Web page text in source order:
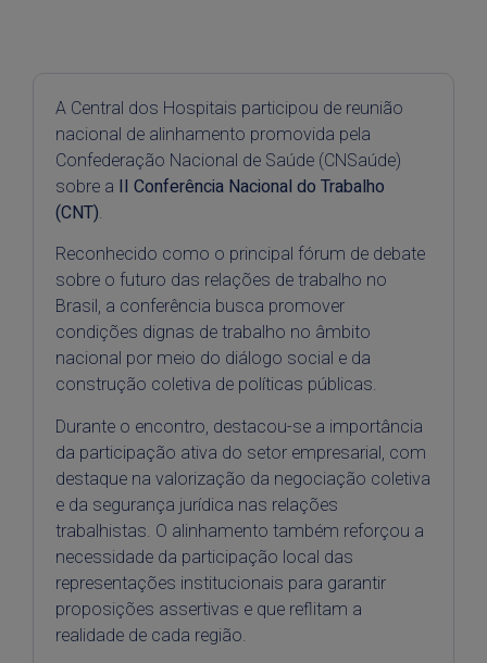
A Central dos Hospitais participou de reunião
nacional de alinhamento promovida pela
Confederação Nacional de Saúde (CNSaúde)
sobre a II Conferência Nacional do Trabalho
(CNT).
Reconhecido como o principal fórum de debate
sobre o futuro das relações de trabalho no
Brasil, a conferência busca promover
condições dignas de trabalho no âmbito
nacional por meio do diálogo social e da
construção coletiva de políticas públicas.
Durante o encontro, destacou-se a importância
da participação ativa do setor empresarial, com
destaque na valorização da negociação coletiva
e da segurança jurídica nas relações
trabalhistas. O alinhamento também reforçou a
necessidade da participação local das
representações institucionais para garantir
proposições assertivas e que reflitam a
realidade de cada região.